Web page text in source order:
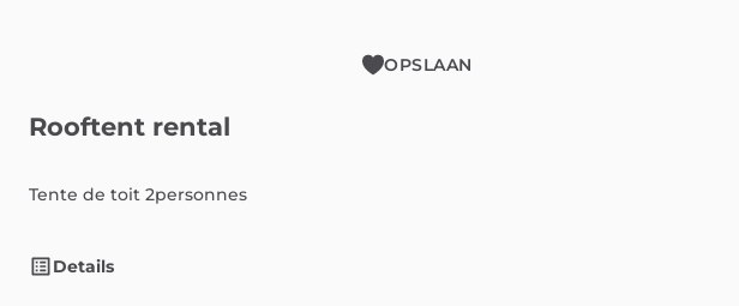
OPSLAAN
Rooftent rental
Tente de toit 2personnes
Details